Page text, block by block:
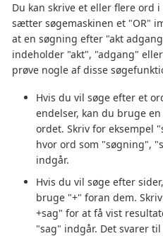
Du kan skrive et eller flere ord
sætter søgemaskinen et "OR"
at en søgning efter "akt
indeholder "akt", "adgang"
prøve nogle af disse
Hvis du vil søge efter et
endelser, kan du bruge
ordet. Skriv for eksempel
hvor ord som "søgning",
indgår.
Hvis du vil søge efter
bruge "+" foran dem.
+sag" for at få vist
"sag" indgår. Det svarer